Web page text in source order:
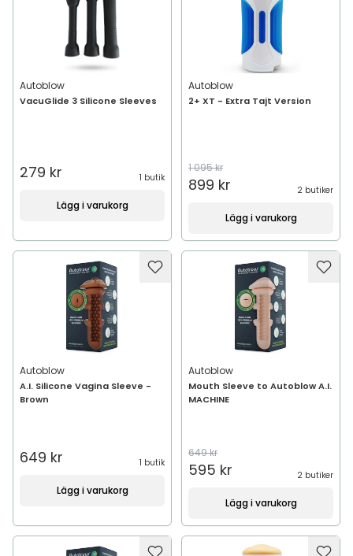
Autoblow
VacuGlide 3 Silicone Sleeves
279 kr 1 butik
Lägg i varukorg
Autoblow
2+ XT - Extra Tajt Version
1 095 kr
899 kr 2 butiker
Lägg i varukorg
Autoblow
A.I. Silicone Vagina Sleeve -
Brown
649 kr 1 butik
Lägg i varukorg
Autoblow
Mouth Sleeve to Autoblow A.I.
MACHINE
649 kr
595 kr 2 butiker
Lägg i varukorg